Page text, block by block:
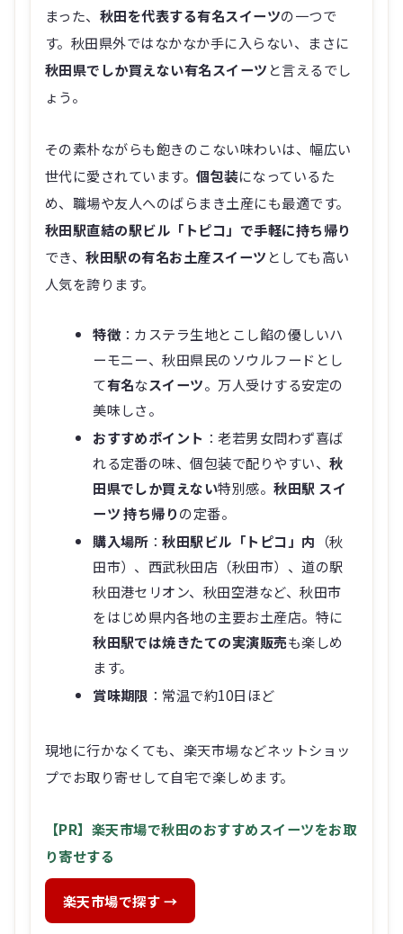
まった、 秋田を代表する有名スイーツの一つで
す。秋田県外ではなかなか手に入らない、まさに
秋田県でしか買えない有名スイーツ と言えるでし
ょう。
その素朴ながらも飽きのこない味わいは、幅広い
世代に愛されています。個包装になっているた
め、職場や友人へのばらまき土産にも最適です。
秋田駅直結の駅ビル「トピコ」で手軽に持ち帰り
でき、秋田駅の有名お土産スイーツ としても高い
人気を誇ります。
特徴 ：カステラ生地とこし餡の優しいハ
ーモニー、秋田県民のソウルフードとし
て有名なスイーツ。万人受けする安定の
美味しさ。
おすすめポイント ：老若男女問わず喜ば
れる定番の味、個包装で配りやすい、秋
田県でしか買えない特別感。秋田駅 スイ
ーツ 持ち帰りの定番。
購入場所：秋田駅ビル「トピコ」内 （秋
田市）、西武秋田店（秋田市）、道の駅
秋田港セリオン、秋田空港など、秋田市
をはじめ県内各地の主要お土産店。特に
秋田駅では焼きたての実演販売も楽しめ
ます。
賞味期限 ：常温で約10日ほど
現地に行かなくても、楽天市場などネットショッ
プでお取り寄せして自宅で楽しめます。
【PR】楽天市場で秋田のおすすめスイーツをお取
り寄せする
楽天市場で探す →